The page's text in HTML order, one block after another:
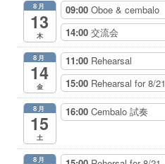
8月
13
木
09:00 Oboe & cembalo
14:00 交流会
8月
14
金
11:00 Rehearsal
15:00 Rehearsal for 8/21
8月
15
土
16:00 Cembalo 試奏
8月